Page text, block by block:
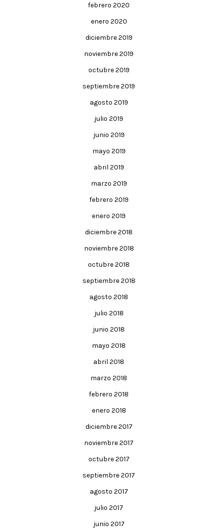
febrero 2020
enero 2020
diciembre 2019
noviembre 2019
octubre 2019
septiembre 2019
agosto 2019
julio 2019
junio 2019
mayo 2019
abril 2019
marzo 2019
febrero 2019
enero 2019
diciembre 2018
noviembre 2018
octubre 2018
septiembre 2018
agosto 2018
julio 2018
junio 2018
mayo 2018
abril 2018
marzo 2018
febrero 2018
enero 2018
diciembre 2017
noviembre 2017
octubre 2017
septiembre 2017
agosto 2017
julio 2017
junio 2017